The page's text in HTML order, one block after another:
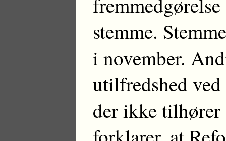
stemme.
i november.
utilfredshed ved
der ikke tilhører